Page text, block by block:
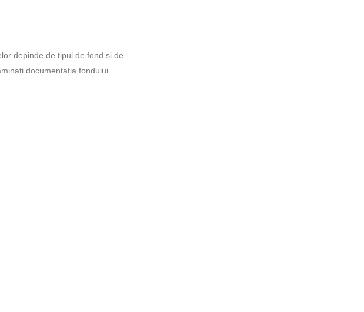
depinde de tipul de fond și de
documentația fondului